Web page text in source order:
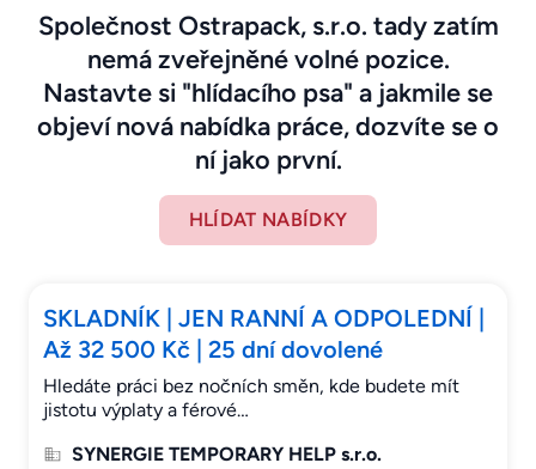
Společnost Ostrapack, s.r.o. tady zatím
nemá zveřejněné volné pozice.
Nastavte si "hlídacího psa" a jakmile se
objeví nová nabídka práce, dozvíte se o
ní jako první.
HLÍDAT NABÍDKY
SKLADNÍK | JEN RANNÍ A ODPOLEDNÍ |
Až 32 500 Kč | 25 dní dovolené
Hledáte práci bez nočních směn, kde budete mít
jistotu výplaty a férové…
SYNERGIE TEMPORARY HELP s.r.o.